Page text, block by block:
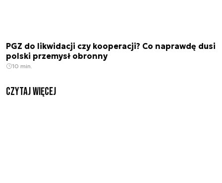
PGZ do likwidacji czy kooperacji? Co naprawdę dusi
polski przemysł obronny
10 min.
czytaj więcej